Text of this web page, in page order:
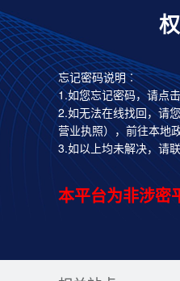
忘记密码说明︰
1.如您忘记密码，请点
2.如无法在线找回，请
营业执照），前往本地
3.如以上均未解决，请
本平台为非涉密